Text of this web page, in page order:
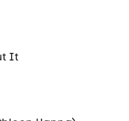
It